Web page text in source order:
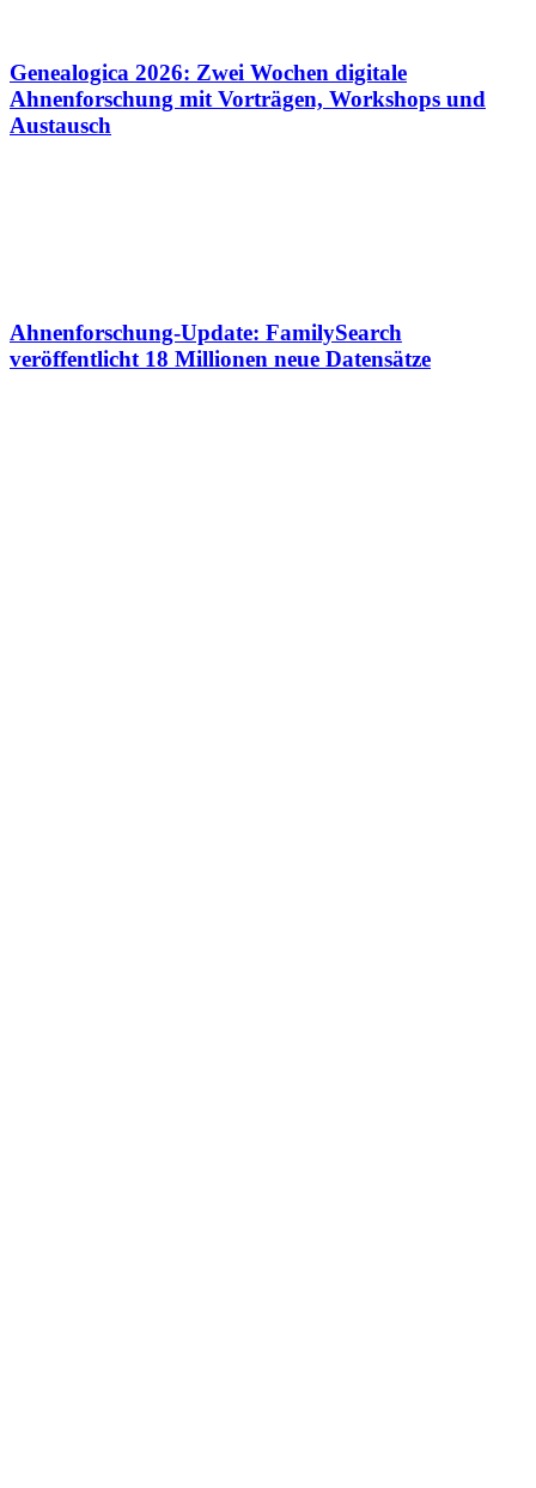
Genealogica 2026: Zwei Wochen digitale
Ahnenforschung mit Vorträgen, Workshops und
Austausch
Ahnenforschung-Update: FamilySearch
veröffentlicht 18 Millionen neue Datensätze